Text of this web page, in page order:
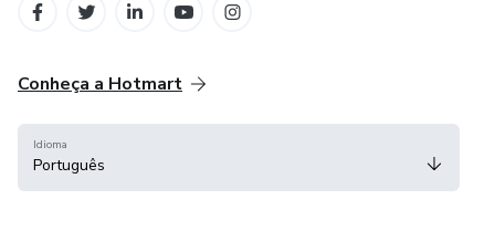
Conheça a Hotmart
Idioma
Português